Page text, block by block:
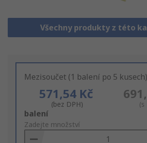
Všechny produkty z této
Mezisoučet (1 balení po 5
571,54 Kč
(bez DPH) (s
Add
to
Basket
balení
Zadejte množství